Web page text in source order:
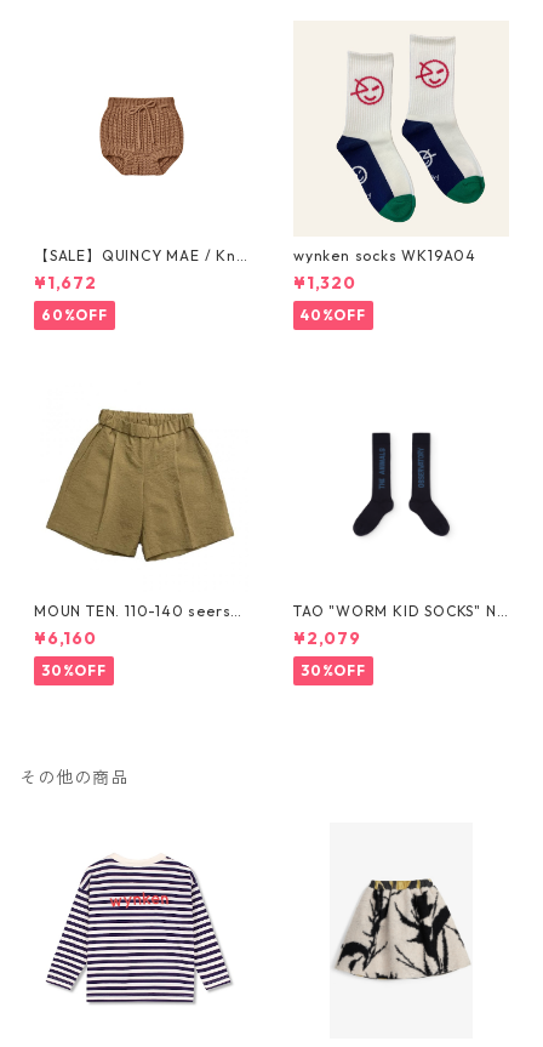
【SALE】QUINCY MAE / Knit
Tie Bloomer (12-18M/18-24
M/2-3Y)
¥1,672
60%OFF
wynken socks WK19A04
¥1,320
40%OFF
MOUN TEN. 110-140 seersuc
ker half pants [MP55C-173
6a]
¥6,160
30%OFF
TAO "WORM KID SOCKS" NA
VY The Animals Observator
y
¥2,079
30%OFF
その他の商品